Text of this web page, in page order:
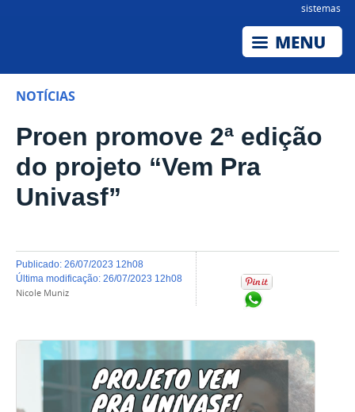
sistemas
NOTÍCIAS
Proen promove 2ª edição
do projeto “Vem Pra
Univasf”
publicado: 26/07/2023 12h08
última modificação: 26/07/2023 12h08
Nicole Muniz